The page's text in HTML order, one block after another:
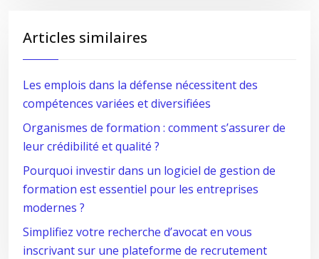
Articles similaires
Les emplois dans la défense nécessitent des
compétences variées et diversifiées
Organismes de formation : comment s’assurer de
leur crédibilité et qualité ?
Pourquoi investir dans un logiciel de gestion de
formation est essentiel pour les entreprises
modernes ?
Simplifiez votre recherche d’avocat en vous
inscrivant sur une plateforme de recrutement